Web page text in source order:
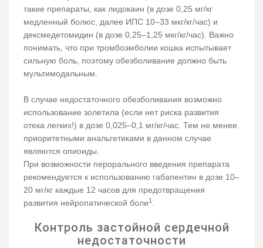
такие препараты, как лидокаин (в дозе 0,25 мг/кг
медленный болюс, далее ИПС 10–33 мкг/кг/час) и
дексмедетомидин (в дозе 0,25–1,25 мкг/кг/час). Важно
понимать, что при тромбоэмболии кошка испытывает
сильную боль, поэтому обезболивание должно быть
мультимодальным.
В случае недостаточного обезболивания возможно
использование золетила (если нет риска развития
отека легких!) в дозе 0,025–0,1 мг/кг/час. Тем не менее
приоритетными анальгетиками в данном случае
являются опиоиды.
При возможности перорального введения препарата
рекомендуется к использованию габапентин в дозе 10–
20 мг/кг каждые 12 часов для предотвращения
развития нейропатической боли1
Контроль застойной сердечной
недостаточности